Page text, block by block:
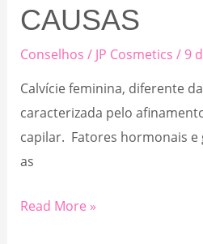
CAUSAS
Conselhos / JP Cosmetics/ 9
Calvície feminina, diferente
caracterizada pelo
capilar. Fatores hormonais
as
Tratamento
Read More »